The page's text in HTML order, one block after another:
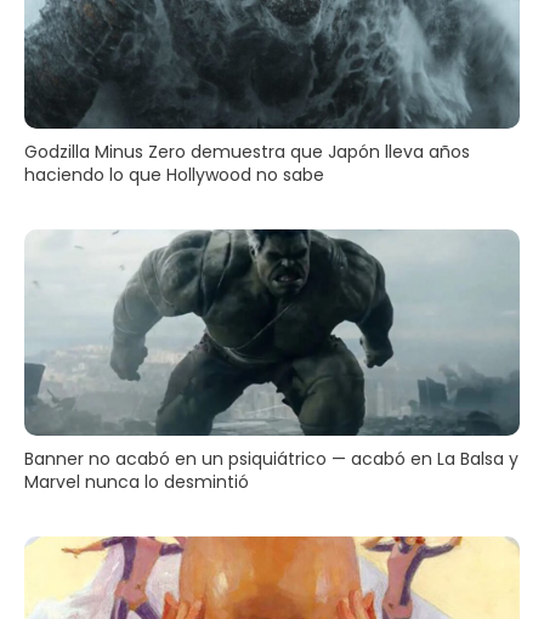
Godzilla Minus Zero demuestra que Japón lleva años
haciendo lo que Hollywood no sabe
Banner no acabó en un psiquiátrico — acabó en La Balsa y
Marvel nunca lo desmintió